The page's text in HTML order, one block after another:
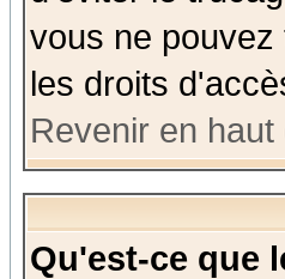
vous ne
les droits
Revenir en haut
Qu'est-ce que